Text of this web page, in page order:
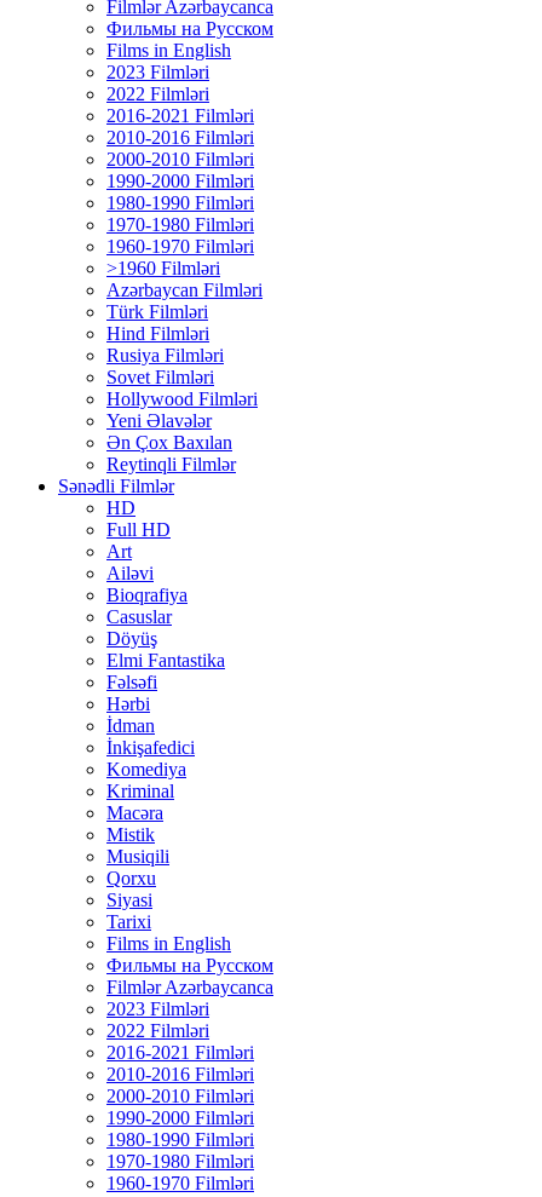
Filmlər Azərbaycanca
Фильмы на Русском
Films in English
2023 Filmləri
2022 Filmləri
2016-2021 Filmləri
2010-2016 Filmləri
2000-2010 Filmləri
1990-2000 Filmləri
1980-1990 Filmləri
1970-1980 Filmləri
1960-1970 Filmləri
>1960 Filmləri
Azərbaycan Filmləri
Türk Filmləri
Hind Filmləri
Rusiya Filmləri
Sovet Filmləri
Hollywood Filmləri
Yeni Əlavələr
Ən Çox Baxılan
Reytinqli Filmlər
Sənədli Filmlər
HD
Full HD
Art
Ailəvi
Bioqrafiya
Casuslar
Döyüş
Elmi Fantastika
Fəlsəfi
Hərbi
İdman
İnkişafedici
Komediya
Kriminal
Macəra
Mistik
Musiqili
Qorxu
Siyasi
Tarixi
Films in English
Фильмы на Русском
Filmlər Azərbaycanca
2023 Filmləri
2022 Filmləri
2016-2021 Filmləri
2010-2016 Filmləri
2000-2010 Filmləri
1990-2000 Filmləri
1980-1990 Filmləri
1970-1980 Filmləri
1960-1970 Filmləri